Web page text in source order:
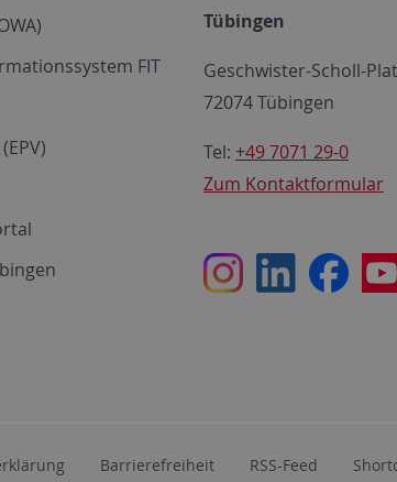
FIT
Tübingen
Geschwister-Scholl-
72074 Tübingen
Tel: +49 7071 29-0
Zum Kontaktformular
InstagramLinkedInFacebook
Barrierefreiheit RSS-Feed